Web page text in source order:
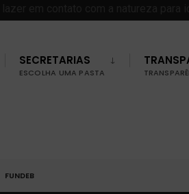
SECRETARIAS
ESCOLHA UMA PASTA
FUNDEB